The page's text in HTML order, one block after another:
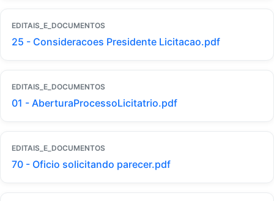
EDITAIS_E_DOCUMENTOS
25 - Consideracoes Presidente Licitacao.pdf
EDITAIS_E_DOCUMENTOS
01 - AberturaProcessoLicitatrio.pdf
EDITAIS_E_DOCUMENTOS
70 - Oficio solicitando parecer.pdf